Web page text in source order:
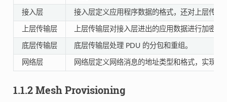
接入层 接入层定义应用程序数据的格式，还对上层传
上层传输层 上层传输层对接入层进出的应用数据进行加密
底层传输层 底层传输层处理 PDU 的分包和重组。
网络层 网络层定义网络消息的地址类型和格式，实现设
1.1.2 Mesh Provisioning